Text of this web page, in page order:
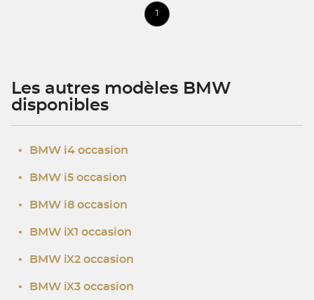
Les autres modèles BMW
disponibles
• BMW i4 occasion
• BMW i5 occasion
• BMW i8 occasion
• BMW iX1 occasion
• BMW iX2 occasion
• BMW iX3 occasion